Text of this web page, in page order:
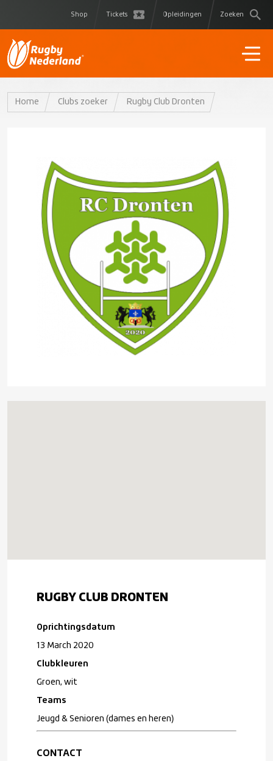
Shop Tickets Opleidingen Zoeken
Home Clubs zoeker Rugby Club Dronten
RUGBY CLUB DRONTEN
Oprichtingsdatum
13 March 2020
Clubkleuren
Groen, wit
Teams
Jeugd & Senioren (dames en heren)
CONTACT